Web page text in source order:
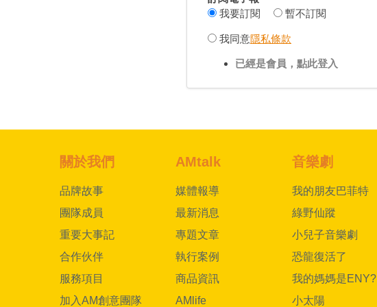
我要訂閱
暫不訂閱
我同意隱私條款
已經是會員，點此登入
關於我們
品牌故事
團隊成員
重要大事記
合作伙伴
服務項目
加入AM創意團隊
AMtalk
媒體報導
最新消息
專題文章
執行案例
商品資訊
AMlife
音樂劇
我的朋友巴菲特
綠野仙蹤
小兒子音樂劇
恐龍復活了
我的媽媽是ENY?
小太陽